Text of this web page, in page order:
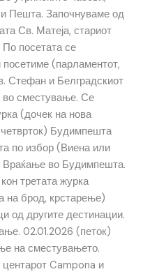
Пешта. Започнуваме од
Св. Матеја, стариот
посетата се
(парламентот,
Стефан и Белградскиот
сместување. Се
(дочек на нова
Будимпешта
по избор (Виена или
во Будимпешта.
третата журка
на брод, крстарење)
од другите дестинации.
02.01.2026 (петок)
на сместувањето.
Campona и